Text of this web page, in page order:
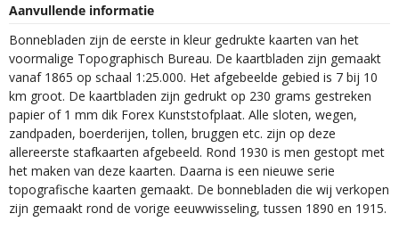
Aanvullende informatie
Bonnebladen zijn de eerste in kleur gedrukte kaarten van het
voormalige Topographisch Bureau. De kaartbladen zijn gemaakt
vanaf 1865 op schaal 1:25.000. Het afgebeelde gebied is 7 bij 10
km groot. De kaartbladen zijn gedrukt op 230 grams gestreken
papier of 1 mm dik Forex Kunststofplaat. Alle sloten, wegen,
zandpaden, boerderijen, tollen, bruggen etc. zijn op deze
allereerste stafkaarten afgebeeld. Rond 1930 is men gestopt met
het maken van deze kaarten. Daarna is een nieuwe serie
topografische kaarten gemaakt. De bonnebladen die wij verkopen
zijn gemaakt rond de vorige eeuwwisseling, tussen 1890 en 1915.